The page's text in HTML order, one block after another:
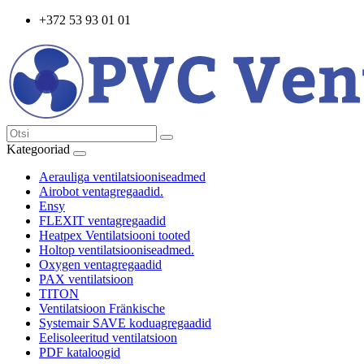
+372 53 93 01 01
Kategooriad
Aerauliga ventilatsiooniseadmed
Airobot ventagregaadid.
Ensy
FLEXIT ventagregaadid
Heatpex Ventilatsiooni tooted
Holtop ventilatsiooniseadmed.
Oxygen ventagregaadid
PAX ventilatsioon
TITON
Ventilatsioon Fränkische
Systemair SAVE koduagregaadid
Eelisoleeritud ventilatsioon
PDF kataloogid